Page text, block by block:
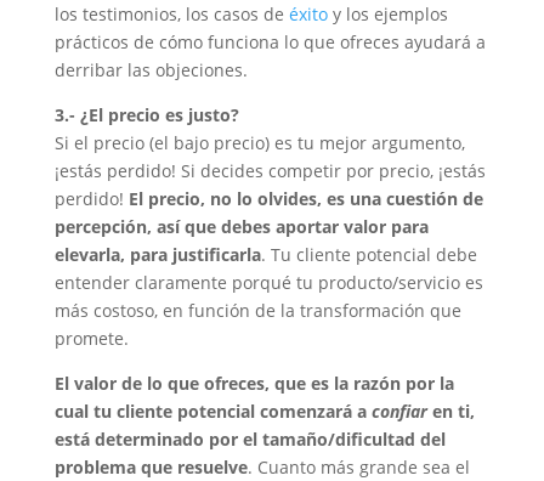
los testimonios, los casos de éxitoy los ejemplos
prácticos de cómo funciona lo que ofreces ayudará a
derribar las objeciones.
3.- ¿El precio es justo?
Si el precio (el bajo precio) es tu mejor argumento,
¡estás perdido! Si decides competir por precio, ¡estás
perdido! El precio, no lo olvides, es una cuestión de
percepción, así que debes aportar valor para
elevarla, para justificarla. Tu cliente potencial debe
entender claramente porqué tu producto/servicio es
más costoso, en función de la transformación que
promete.
El valor de lo que ofreces, que es la razón por la
cual tu cliente potencial comenzará a confiaren ti,
está determinado por el tamaño/dificultad del
problema que resuelve. Cuanto más grande sea el